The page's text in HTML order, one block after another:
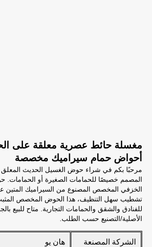
مغسلة حائط عصرية معلقة على
أحواض حمام سيراميك مخصصة
مرحبًا بكم في شراء حوض الغسيل الحديث المعلق
المصمم خصيصًا للحمامات الصغيرة أو الحمامات.
الخزفي المخصص المصنوع من السيراميك المتين
تشطيب سهل التنظيف، هذا الحوض المخصص
للفنادق والشقق والحمامات التجارية. متاح للبيع
الأصلية/التصنيع حسب الطلب.
الشركة المصنعة هان يو